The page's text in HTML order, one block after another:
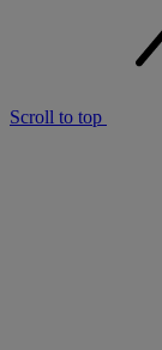
Scroll to top